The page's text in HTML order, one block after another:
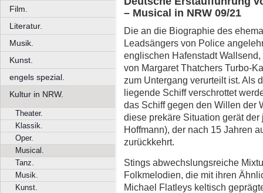
Film.
Literatur.
Musik.
Kunst.
engels spezial.
Kultur in NRW.
Theater.
Klassik.
Oper.
Musical.
Tanz.
Musik.
Kunst.
– Musical in NRW 09/21
Die an die Biographie des
Leadsängers von Police
englischen Hafenstadt
von Margaret Thatchers Turbo-
zum Untergang verurteilt ist. Als
liegende Schiff verschrottet
das Schiff gegen den Willen der
diese prekäre Situation gerät
Hoffmann), der nach 15 Jahren
zurückkehrt.
Stings abwechslungsreiche
Folkmelodien, die mit ihren
Michael Flatleys keltisch